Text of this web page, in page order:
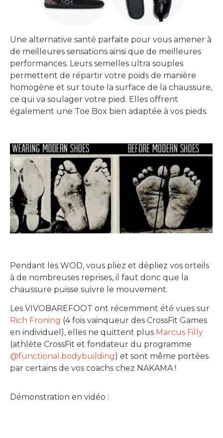
Une alternative santé parfaite pour vous amener à
de meilleures sensations ainsi que de meilleures
performances. Leurs semelles ultra souples
permettent de répartir votre poids de manière
homogène et sur toute la surface de la chaussure,
ce qui va soulager votre pied. Elles offrent
également une Toe Box bien adaptée à vos pieds.
Pendant les WOD, vous pliez et dépliez vos orteils
à de nombreuses reprises, il faut donc que la
chaussure puisse suivre le mouvement.
Les VIVOBAREFOOT ont récemment été vues sur
Rich Froning (4 fois vainqueur des CrossFit Games
en individuel), elles ne quittent plus Marcus Filly
(athlète CrossFit et fondateur du programme
@functional.bodybuilding) et sont même portées
par certains de vos coachs chez NAKAMA !
Démonstration en vidéo :